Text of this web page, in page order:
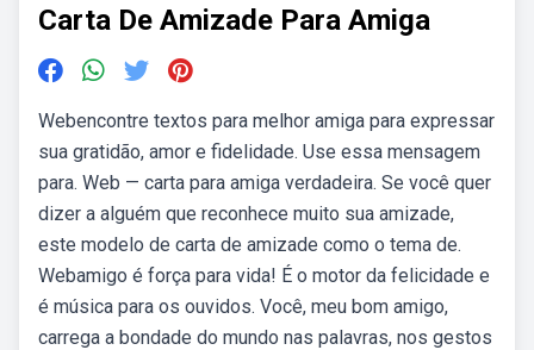
Carta De Amizade Para Amiga
Webencontre textos para melhor amiga para expressar
sua gratidão, amor e fidelidade. Use essa mensagem
para. Web — carta para amiga verdadeira. Se você quer
dizer a alguém que reconhece muito sua amizade,
este modelo de carta de amizade como o tema de.
Webamigo é força para vida! É o motor da felicidade e
é música para os ouvidos. Você, meu bom amigo,
carrega a bondade do mundo nas palavras, nos gestos